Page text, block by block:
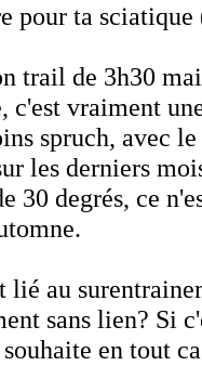
pour ta sciatique
trail de 3h30
c'est vraiment
spruch, avec
les derniers
30 degrés, ce
lié au
sans lien? Si
en tout